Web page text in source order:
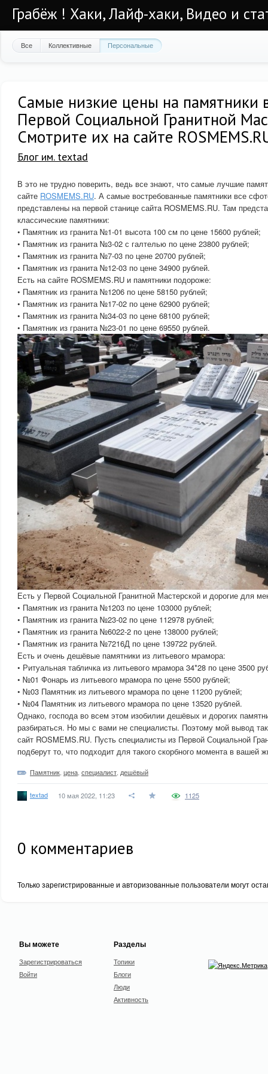
Грабёж ! Хаки, Лайф-хаки, Видео и
Все Коллективные Персональные
Самые низкие цены на памятники
Первой Социальной Гранитной
Смотрите их на сайте
Блог им. textad
В это не трудно поверить, ведь все знают, что самые лучшие
сайте ROSMEMS.RU. А самые востребованные памятники все
представлены на первой станице сайта ROSMEMS.RU. Там
классические памятники:
• Памятник из гранита №1-01 высота 100 см по цене 15600 рублей;
• Памятник из гранита №3-02 с галтелью по цене 23800 рублей;
• Памятник из гранита №7-03 по цене 20700 рублей;
• Памятник из гранита №12-03 по цене 34900 рублей.
Есть на сайте ROSMEMS.RU и памятники подороже:
• Памятник из гранита №1206 по цене 58150 рублей;
• Памятник из гранита №17-02 по цене 62900 рублей;
• Памятник из гранита №34-03 по цене 68100 рублей;
• Памятник из гранита №23-01 по цене 69550 рублей.
Есть у Первой Социальной Гранитной Мастерской и дорогие для
• Памятник из гранита №1203 по цене 103000 рублей;
• Памятник из гранита №23-02 по цене 112978 рублей;
• Памятник из гранита №6022-2 по цене 138000 рублей;
• Памятник из гранита №7216Д по цене 139722 рублей.
Есть и очень дешёвые памятники из литьевого мрамора:
• Ритуальная табличка из литьевого мрамора 34*28 по цене 3500
• №01 Фонарь из литьевого мрамора по цене 5500 рублей;
• №03 Памятник из литьевого мрамора по цене 11200 рублей;
• №04 Памятник из литьевого мрамора по цене 13520 рублей.
Однако, господа во всем этом изобилии дешёвых и дорогих
разбираться. Но мы с вами не специалисты. Поэтому мой вывод
сайт ROSMEMS.RU. Пусть специалисты из Первой Социальной
подберут то, что подходит для такого скорбного момента в вашей
Памятник цена специалист дешёвый
textad 10 мая 2022, 11:23 1125
0 комментариев
Только зарегистрированные и авторизованные пользователи могут
Вы можете
Зарегистрироваться
Войти
Разделы
Топики
Блоги
Люди
Активность